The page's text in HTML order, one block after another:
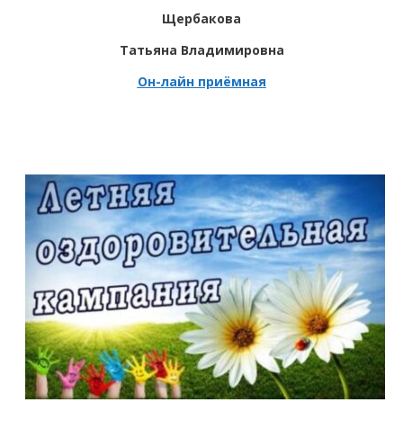
Щербакова
Татьяна Владимировна
Он-лайн приёмная